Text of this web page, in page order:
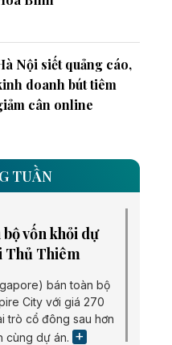
Nội siết quảng cáo,
doanh bút tiêm
cân online
TUẦN
vốn khỏi dự
Thủ Thiêm
bán toàn bộ
City với giá 270
trò cổ đông sau hơn
cùng dự án.